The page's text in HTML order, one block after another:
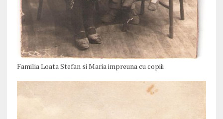
Familia Loata Stefan si Maria impreuna cu copiii